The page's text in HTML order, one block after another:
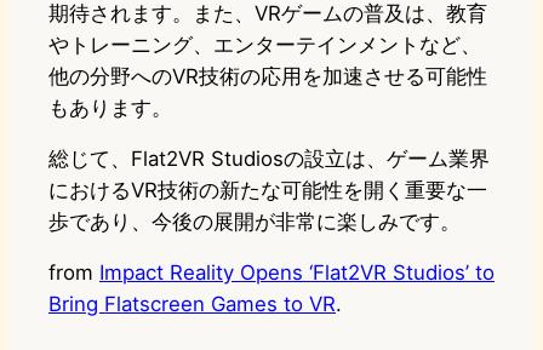
期待されます。また、VRゲームの普及は、教育
やトレーニング、エンターテインメントなど、
他の分野へのVR技術の応用を加速させる可能性
もあります。
総じて、Flat2VR Studiosの設立は、ゲーム業界
におけるVR技術の新たな可能性を開く重要な一
歩であり、今後の展開が非常に楽しみです。
from Impact Reality Opens ‘Flat2VR Studios’ to
Bring Flatscreen Games to VR.